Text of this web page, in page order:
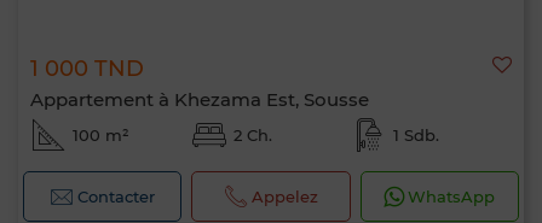
1 000 TND
Appartement à Khezama Est, Sousse
100 m² 2 Ch. 1 Sdb.
Contacter Appelez WhatsApp